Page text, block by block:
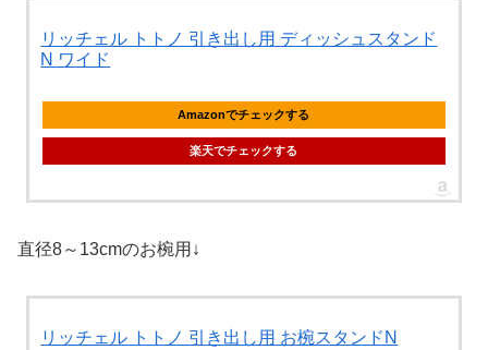
リッチェル トトノ 引き出し用 ディッシュスタンド
N ワイド
Amazonでチェックする
楽天でチェックする
直径8～13cmのお椀用↓
リッチェル トトノ 引き出し用 お椀スタンドN